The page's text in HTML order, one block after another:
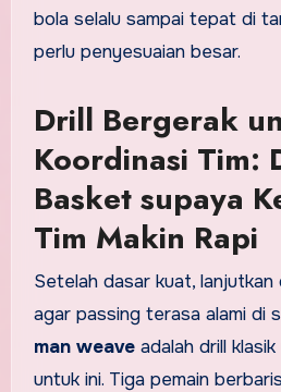
bola selalu sampai tepat di
perlu penyesuaian besar.
Drill Bergerak
Koordinasi Tim:
Basket supaya
Tim Makin Rapi
Setelah dasar kuat,
agar passing terasa alami di
man weaveadalah drill
untuk ini. Tiga pemain